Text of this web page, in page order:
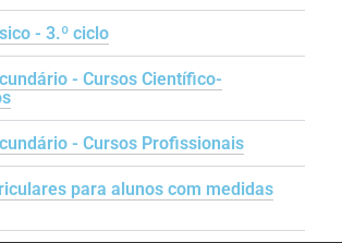
- 3.º ciclo
- Cursos Científico-
- Cursos Profissionais
para alunos com medidas